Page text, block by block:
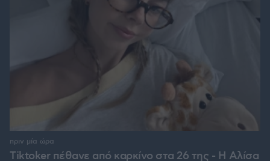
Tiktoker πέθανε από καρκίνο στα 26 της - Η Αλίσα
πριν μία ώρα